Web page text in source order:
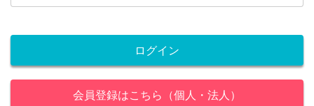
ログイン
会員登録はこちら（個人・法人）